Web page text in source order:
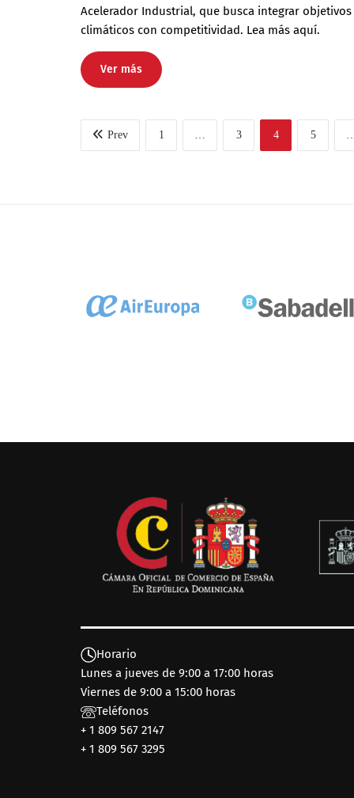
Acelerador Industrial, que busca integrar objetivos
climáticos con competitividad. Lea más aquí.
Ver más
Prev 1 3 4 5
Horario
Lunes a jueves de 9:00 a 17:00 horas
Viernes de 9:00 a 15:00 horas
Teléfonos
+ 1 809 567 2147
+ 1 809 567 3295